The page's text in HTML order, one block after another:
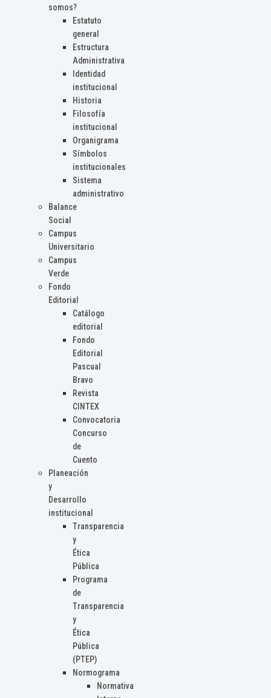
somos?
Estatuto
general
Estructura
Administrativa
Identidad
institucional
Historia
Filosofía
institucional
Organigrama
Símbolos
institucionales
Sistema
administrativo
Balance
Social
Campus
Universitario
Campus
Verde
Fondo
Editorial
Catálogo
editorial
Fondo
Editorial
Pascual
Bravo
Revista
CINTEX
Convocatoria
Concurso
de
Cuento
Planeación
y
Desarrollo
institucional
Transparencia
y
Ética
Pública
Programa
de
Transparencia
y
Ética
Pública
(PTEP)
Normograma
Normativa